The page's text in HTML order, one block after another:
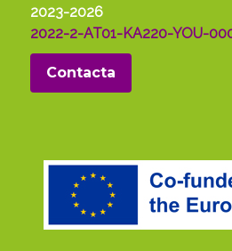
2023-2026
2022-2-AT01-KA220-YOU-
Contacta